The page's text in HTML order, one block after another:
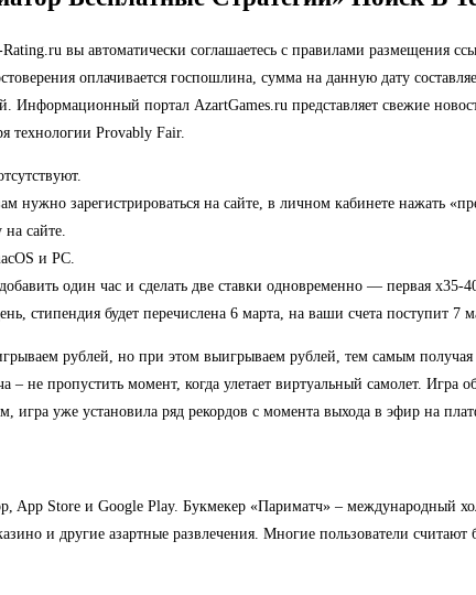
вы автоматически соглашаетесь с правилами
оплачивается госпошлина, сумма на данную дату
Информационный портал AzartGames.ru представляет свежие
технологии Provably Fair.
нужно зарегистрироваться на сайте, в личном кабинете нажать
сайте.
и PC.
один час и сделать две ставки одновременно — первая х35-
стипендия будет перечислена 6 марта, на ваши счета поступит 7
рублей, но при этом выигрываем рублей, тем самым
– не пропустить момент, когда улетает виртуальный самолет.
уже установила ряд рекордов с момента выхода в эфир на
App Store и Google Play. Букмекер «Париматч» – международный
и другие азартные развлечения. Многие пользователи